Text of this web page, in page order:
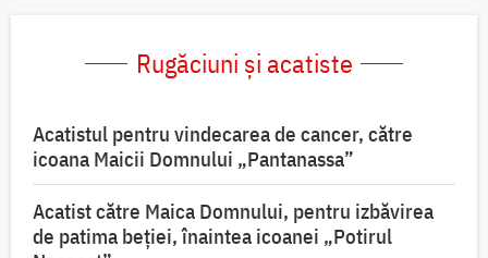
Rugăciuni și acatiste
Acatistul pentru vindecarea de cancer, către
icoana Maicii Domnului „Pantanassa”
Acatist către Maica Domnului, pentru izbăvirea
de patima beției, înaintea icoanei „Potirul